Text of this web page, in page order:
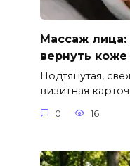
Массаж
вернуть коже
Подтянутая,
визитная
0 16